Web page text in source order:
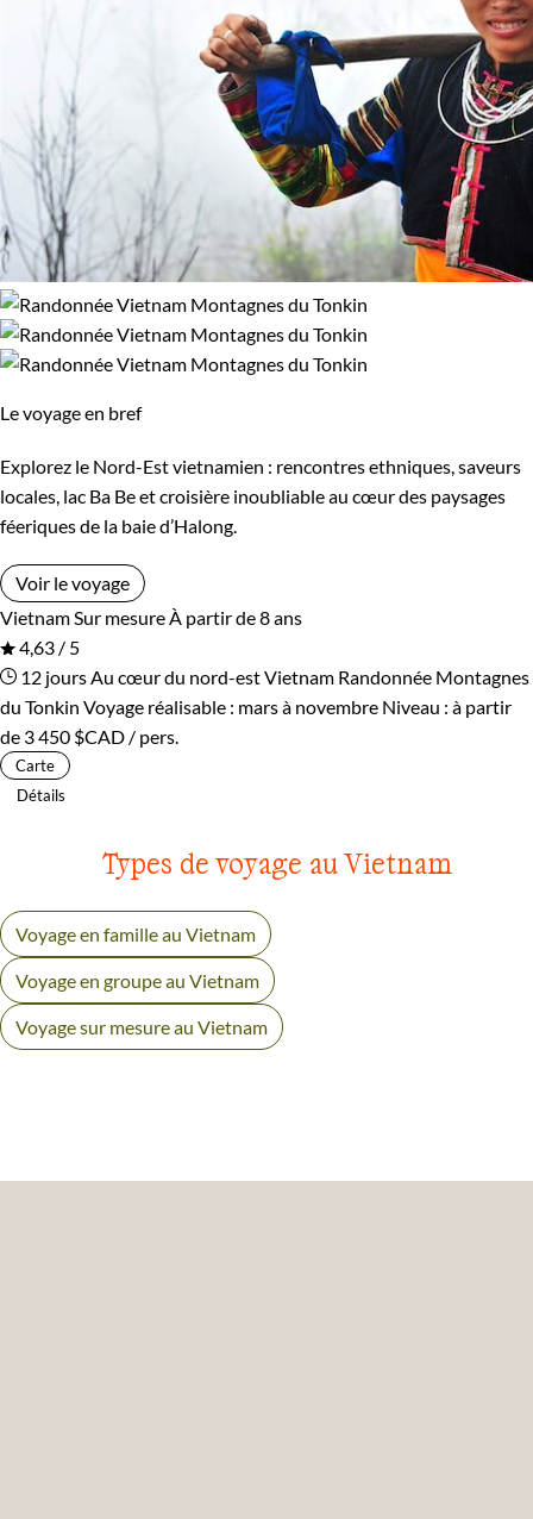
Le voyage en bref
Explorez le Nord-Est vietnamien : rencontres ethniques, saveurs
locales, lac Ba Be et croisière inoubliable au cœur des paysages
féeriques de la baie d’Halong.
Voir le voyage
Vietnam Sur mesure À partir de 8 ans
4,63 / 5
12 jours Au cœur du nord-est Vietnam Randonnée Montagnes
du Tonkin Voyage réalisable : mars à novembre Niveau : à partir
de 3 450 $CAD / pers.
Carte
Détails
Types de voyage au Vietnam
Voyage en famille au Vietnam
Voyage en groupe au Vietnam
Voyage sur mesure au Vietnam